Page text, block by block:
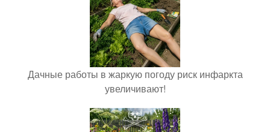
Дачные работы в жаркую погоду риск инфаркта
увеличивают!